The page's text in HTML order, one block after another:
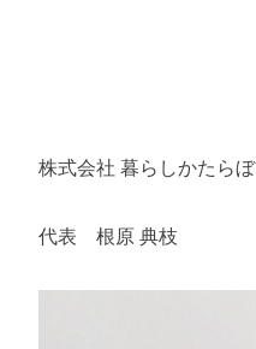
株式会社 暮らしかたらぼ
代表 根原 典枝